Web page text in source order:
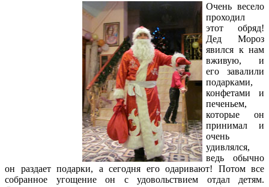
Очень весело
проходил
этот обряд!
Дед Мороз
явился к нам
вживую, и
его завалили
подарками,
конфетами и
печеньем,
которые он
принимал и
очень
удивлялся,
ведь обычно
он раздает подарки, а сегодня его одаривают! Потом все
собранное угощение он с удовольствием отдал детям.